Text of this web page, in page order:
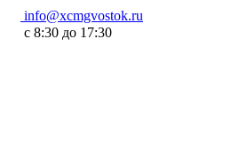
info@xcmgvostok.ru
с 8:30 до 17:30